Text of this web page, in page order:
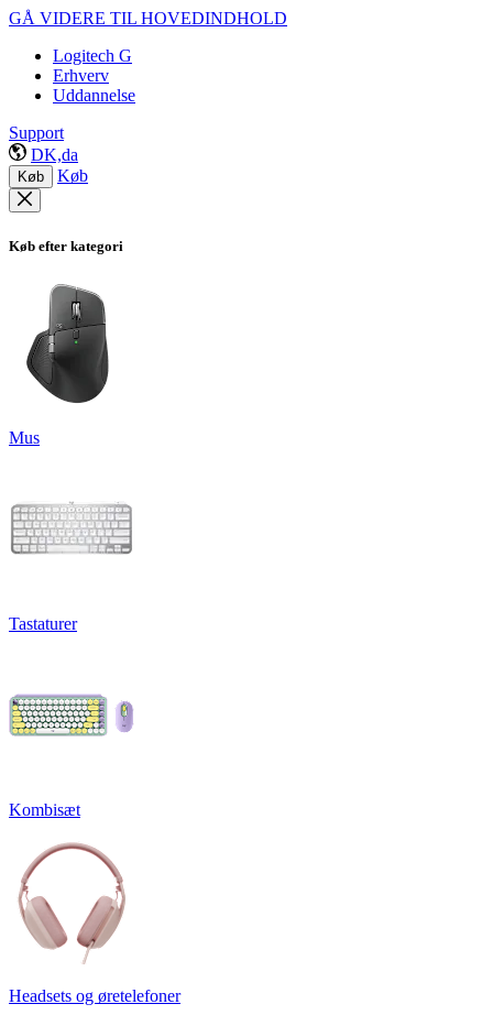
GÅ VIDERE TIL HOVEDINDHOLD
Logitech G
Erhverv
Uddannelse
Support
DK,da
Køb Køb
Køb efter kategori
Mus
Tastaturer
Kombisæt
Headsets og øretelefoner